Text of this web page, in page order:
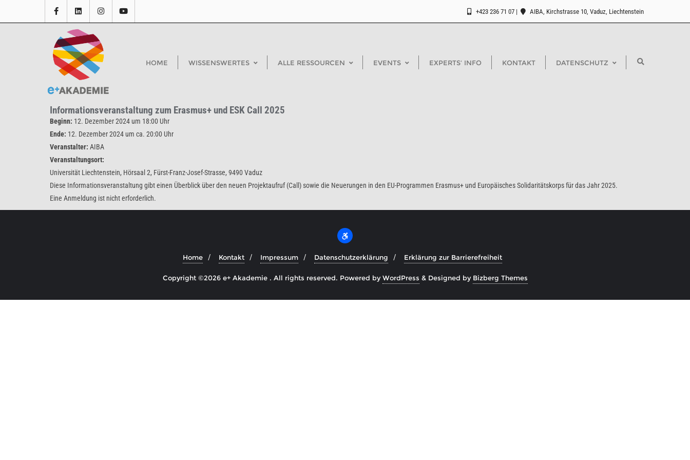
+423 236 71 07 AIBA, Kirchstrasse 10, Vaduz, Liechtenstein
HOME WISSENSWERTES ALLE RESSOURCEN EVENTS EXPERTS‘ INFO KONTAKT DATENSCHUTZ
Informationsveranstaltung zum Erasmus+ und ESK Call 2025
Beginn: 12. Dezember 2024 um 18:00 Uhr
Ende: 12. Dezember 2024 um ca. 20:00 Uhr
Veranstalter: AIBA
Veranstaltungsort:
Universität Liechtenstein, Hörsaal 2, Fürst-Franz-Josef-Strasse, 9490 Vaduz
Diese Informationsveranstaltung gibt einen Überblick über den neuen Projektaufruf (Call) sowie die Neuerungen in den EU-Programmen Erasmus+ und Europäisches Solidaritätskorps für das Jahr 2025.
Eine Anmeldung ist nicht erforderlich.
Home Kontakt Impressum Datenschutzerklärung Erklärung zur Barrierefreiheit
Copyright ©2026 e+ Akademie . All rights reserved. Powered byWordPress & Designed by Bizberg Themes